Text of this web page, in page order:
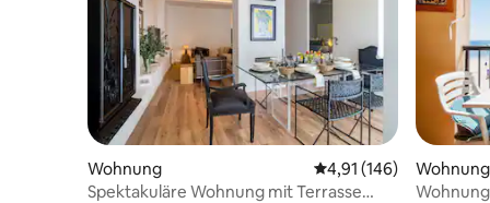
Wohnung Durchschnittliche
4,91 (146)
Spektakuläre Wohnung mit Terrasse
Wohnung
Wohnung